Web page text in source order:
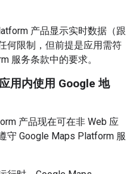
产品显示实时数据（跟
何限制，但前提是应用需符
服务条款中的要求。
用内使用 Google 地
产品现在可在非 Web 应
守 Google Maps Platform 服